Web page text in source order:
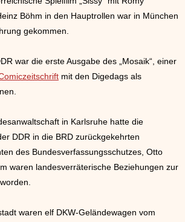
Böhm in den Hauptrollen war in München
gekommen.
war die erste Ausgabe des „Mosaik“, einer
mit den Digedags als
in Karlsruhe hatte die
DDR in die BRD zurückgekehrten
des Bundesverfassungsschutzes, Otto
waren landesverräterische Beziehungen zur
waren elf DKW-Geländewagen vom